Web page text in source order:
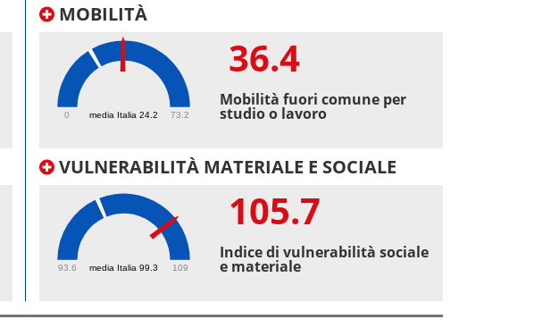
MOBILITÀ
media Italia 24.2
0 73.2
36.4
Mobilità fuori comune per
studio o lavoro
VULNERABILITÀ MATERIALE E SOCIALE
media Italia 99.3
93.6 109
105.7
Indice di vulnerabilità sociale
e materiale